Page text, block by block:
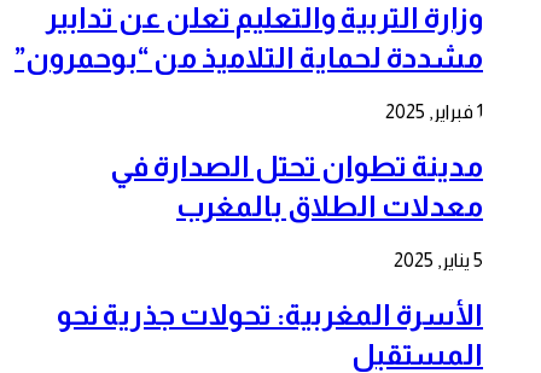
وزارة التربية والتعليم تعلن عن تدابير
مشددة لحماية التلاميذ من “بوحمرون”
1 فبراير, 2025
مدينة تطوان تحتل الصدارة في
معدلات الطلاق بالمغرب
5 يناير, 2025
الأسرة المغربية: تحولات جذرية نحو
المستقبل